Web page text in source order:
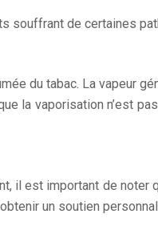
souffrant de certaines
du tabac. La vapeur
la vaporisation n’est
il est important de noter
un soutien